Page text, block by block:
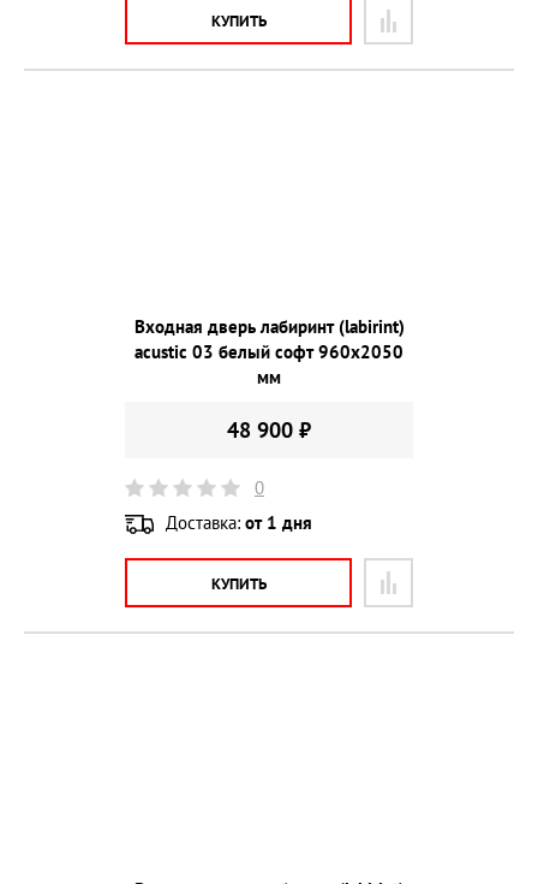
КУПИТЬ
Входная дверь лабиринт (labirint)
acustic 03 белый софт 960х2050
мм
48 900 ₽
0
Доставка: от 1 дня
КУПИТЬ